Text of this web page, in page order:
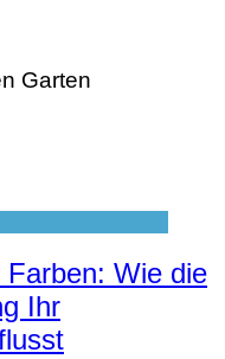
Garten
Wie die
Ihr